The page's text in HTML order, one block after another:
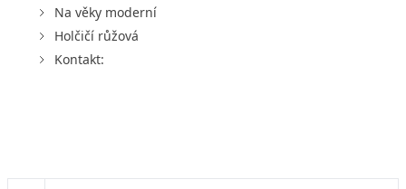
Na věky moderní
Holčičí růžová
Kontakt: